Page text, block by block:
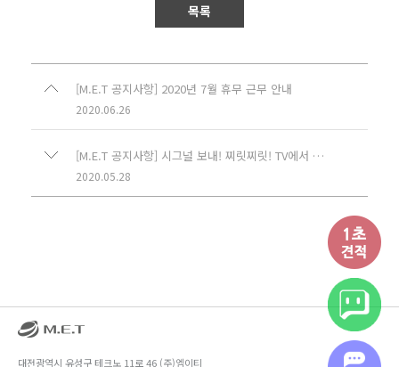
목록
[M.E.T 공지사항] 2020년 7월 휴무 근무 안내
2020.06.26
[M.E.T 공지사항] 시그널 보내! 찌릿찌릿! TV에서 (주)엠이티를 만나보세요!
2020.05.28
대전광역시 유성구 테크노 11로 46 (주)엠이티